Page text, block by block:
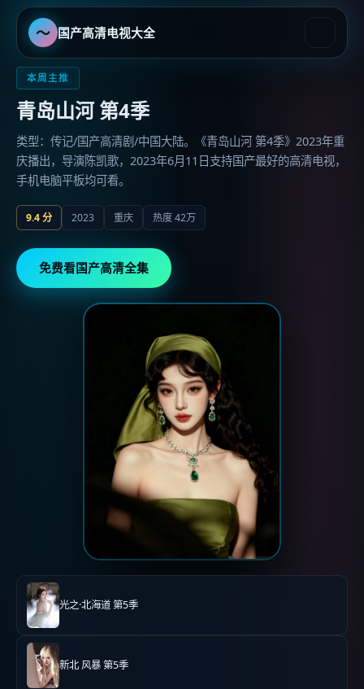
〜 国产高清电视大全
国产高清电视大全
本周主推
青岛山河 第4季
类型：传记/国产高清剧/中国大陆。《青岛山河 第4季》2023年重
庆播出，导演陈凯歌，2023年6月11日支持国产最好的高清电视，
手机电脑平板均可看。
9.4分 2023 重庆 热度42万
免费看国产高清全集
光之·北海道 第5季
新北 风暴 第5季